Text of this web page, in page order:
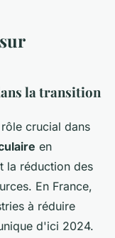
la transition
crucial dans
en
la réduction des
En France,
à réduire
d'ici 2024.